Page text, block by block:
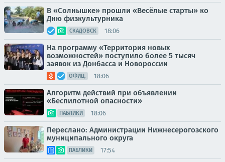
В «Солнышке» прошли «Весёлые старты» ко
Дню физкультурника
СКАДОВСК 18:06
На программу «Территория новых
возможностей» поступило более 5 тысяч
заявок из Донбасса и Новороссии
ОФИЦ. 18:06
Алгоритм действий при объявлении
«Беспилотной опасности»
ПАБЛИКИ 18:06
Переслано: Администрации Нижнесерогозского
муниципального округа
ПАБЛИКИ 17:54